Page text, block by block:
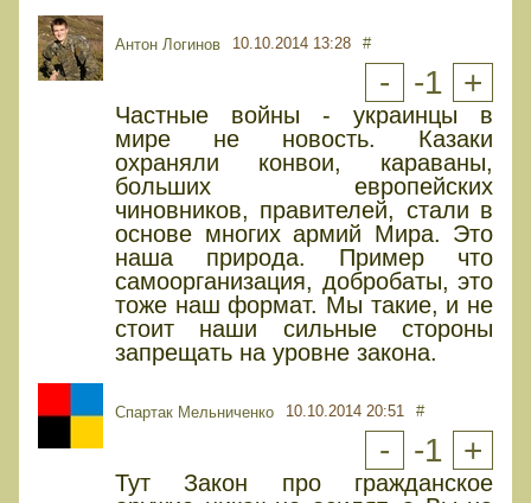
Антон Логинов 10.10.2014 13:28 #
- -1 +
Частные войны - украинцы в
мире не новость. Казаки
охраняли конвои, караваны,
больших европейских
чиновников, правителей, стали в
основе многих армий Мира. Это
наша природа. Пример что
самоорганизация, добробаты, это
тоже наш формат. Мы такие, и не
стоит наши сильные стороны
запрещать на уровне закона.
Спартак Мельниченко 10.10.2014 20:51 #
- -1 +
Тут Закон про гражданское